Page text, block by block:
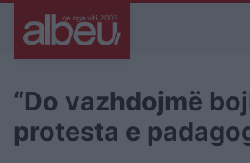
“Do vazhdojmë
protesta e